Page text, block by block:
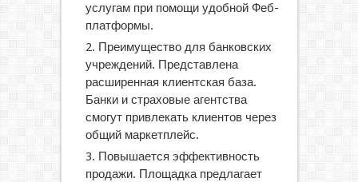
услугам при помощи удобной Феб-
платформы.
Преимущество для банковских
учреждений. Представлена
расширенная клиентская база.
Банки и страховые агентства
смогут привлекать клиентов через
общий маркетплейс.
Повышается эффективность
продажи. Площадка предлагает